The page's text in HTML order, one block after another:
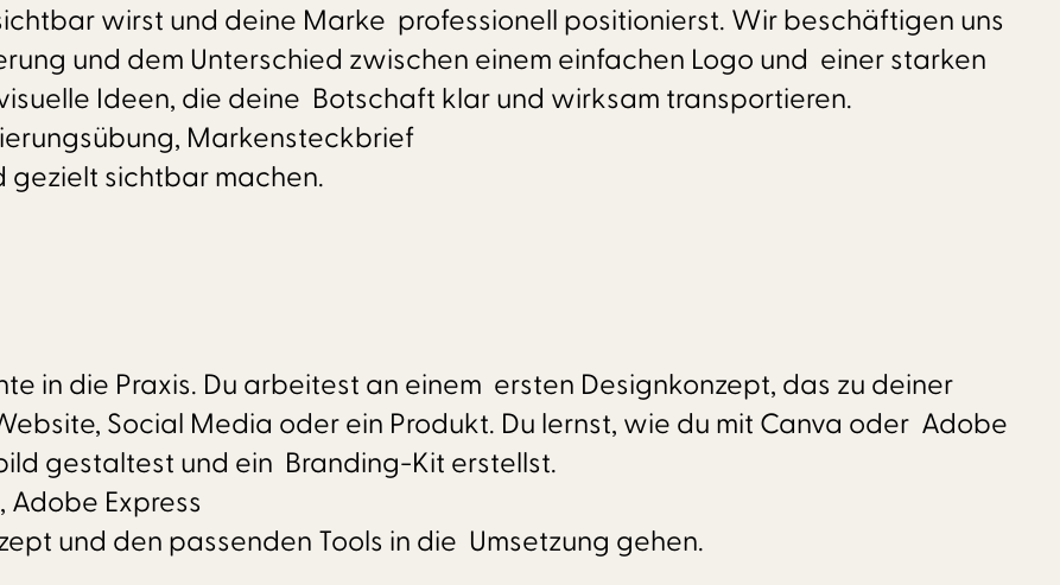
wirst und deine Marke professionell positionierst. Wir beschäftigen uns
und dem Unterschied zwischen einem einfachen Logo und einer starken
Ideen, die deine Botschaft klar und wirksam transportieren.
Markensteckbrief
gezielt sichtbar machen.
in die Praxis. Du arbeitest an einem ersten Designkonzept, das zu deiner
Social Media oder ein Produkt. Du lernst, wie du mit Canva oder Adobe
gestaltest und ein Branding-Kit erstellst.
Adobe Express
und den passenden Tools in die Umsetzung gehen.